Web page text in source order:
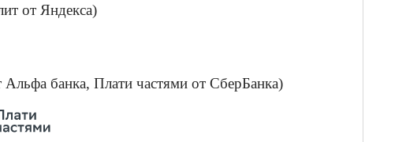
от Яндекса)
банка, Плати частями от СберБанка)